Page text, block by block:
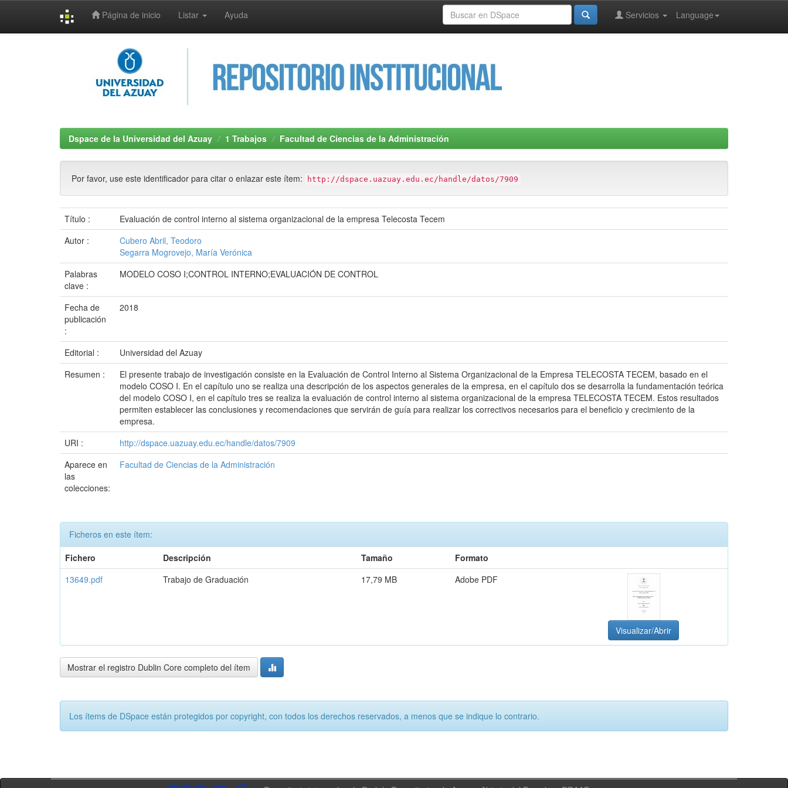
Página de inicio Listar Ayuda Language
Servicios
Dspace de la Universidad del Azuay 1 Trabajos Facultad de Ciencias de la Administración
Por favor, use este identificador para citar o enlazar este ítem: http://dspace.uazuay.edu.ec/handle/datos/7909
Título :
Evaluación de control interno al sistema organizacional de la empresa Telecosta Tecem
Autor :
Cubero Abril, Teodoro
Segarra Mogrovejo, María Verónica
Palabras
clave :
MODELO COSO I;CONTROL INTERNO;EVALUACIÓN DE CONTROL
Fecha de
publicación
:
2018
Editorial :
Universidad del Azuay
Resumen :
El presente trabajo de investigación consiste en la Evaluación de Control Interno al Sistema Organizacional de la Empresa TELECOSTA TECEM, basado en el
modelo COSO I. En el capítulo uno se realiza una descripción de los aspectos generales de la empresa, en el capítulo dos se desarrolla la fundamentación teórica
del modelo COSO I, en el capítulo tres se realiza la evaluación de control interno al sistema organizacional de la empresa TELECOSTA TECEM. Estos resultados
permiten establecer las conclusiones y recomendaciones que servirán de guía para realizar los correctivos necesarios para el beneficio y crecimiento de la
empresa.
URI :
http://dspace.uazuay.edu.ec/handle/datos/7909
Aparece en
las
colecciones:
Facultad de Ciencias de la Administración
Ficheros en este ítem:
Fichero
Descripción Tamaño
Formato
13649.pdf
Trabajo de Graduación 17,79 MB Adobe PDF
Visualizar/Abrir
Mostrar el registro Dublin Core completo del ítem
Los ítems de DSpace están protegidos por copyright, con todos los derechos reservados, a menos que se indique lo contrario.